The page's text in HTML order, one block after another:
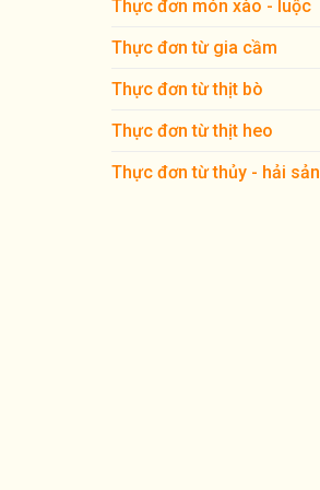
Thực đơn món xào - luộc
Thực đơn từ gia cầm
Thực đơn từ thịt bò
Thực đơn từ thịt heo
Thực đơn từ thủy - hải sản